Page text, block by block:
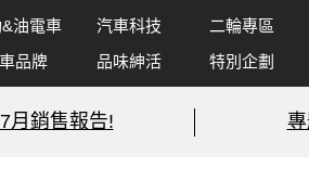
油電車 汽車科技
二輪專區
品牌 品味紳活 特別企劃
月銷售報告!